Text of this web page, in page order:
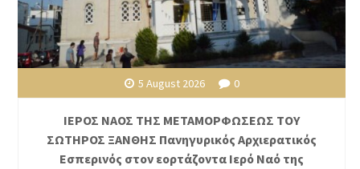
5 August 2026 0
ΙΕΡΟΣ ΝΑΟΣ ΤΗΣ ΜΕΤΑΜΟΡΦΩΣΕΩΣ ΤΟΥ
ΣΩΤΗΡΟΣ ΞΑΝΘΗΣ Πανηγυρικός Αρχιερατικός
Εσπερινός στον εορτάζοντα Ιερό Ναό της